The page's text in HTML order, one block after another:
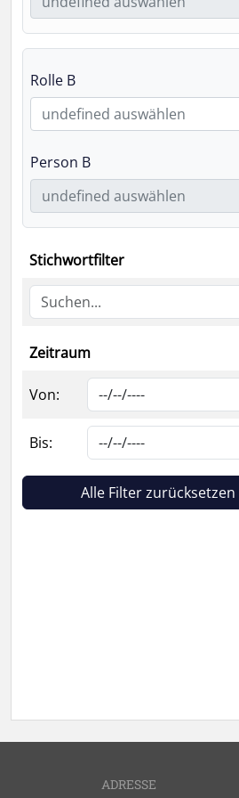
Rolle B
undefined auswählen
Person B
undefined auswählen
Stichwortfilter
Zeitraum
Von:
Bis:
Alle Filter zurücksetzen
ADRESSE